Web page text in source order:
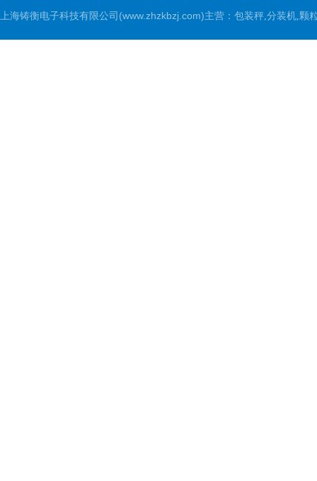
上海铸衡电子科技有限公司(www.zhzkbzj.com)主营： 包装秤,分装机,颗